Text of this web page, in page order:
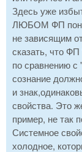
Здесь уже
ЛЮБОМ ФП
не зависящим
сказать, что
по сравнению с
сознание
и
свойства. Это
пример, не так
Системное
холодное,